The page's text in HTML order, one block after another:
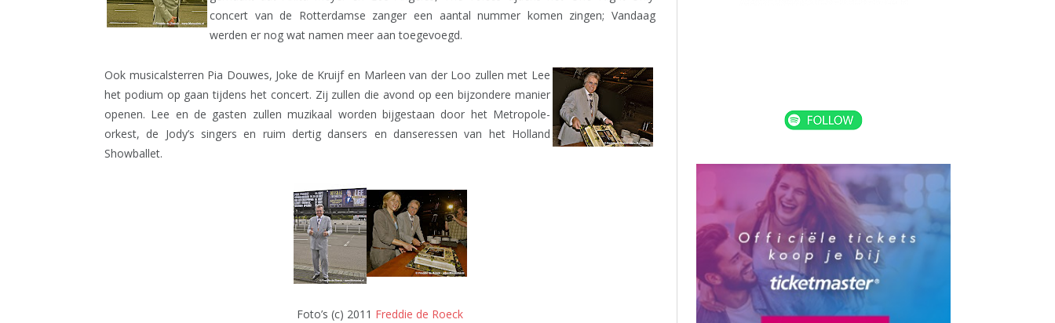
concert van de Rotterdamse zanger een aantal nummer komen zingen; Vandaag
werden er nog wat namen meer aan toegevoegd.
Ook musicalsterren Pia Douwes, Joke de Kruijf en Marleen van der Loo zullen met Lee
het podium op gaan tijdens het concert. Zij zullen die avond op een bijzondere manier
openen. Lee en de gasten zullen muzikaal worden bijgestaan door het Metropole-
orkest, de Jody’s singers en ruim dertig dansers en danseressen van het Holland
Showballet.
Foto’s (c) 2011 Freddie de Roeck